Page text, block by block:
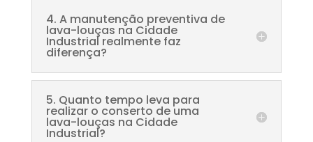
4. A manutenção preventiva de
lava-louças na Cidade
Industrial realmente faz
diferença?
5. Quanto tempo leva para
realizar o conserto de uma
lava-louças na Cidade
Industrial?